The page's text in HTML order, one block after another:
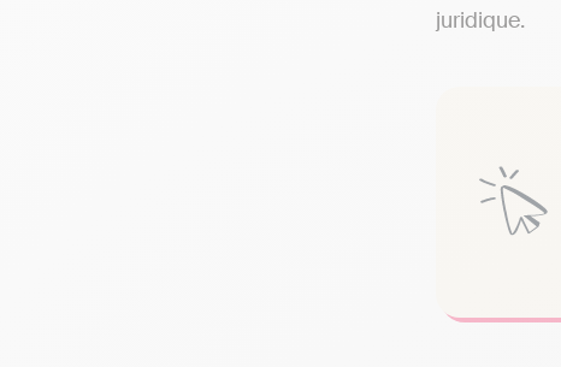
juridique.